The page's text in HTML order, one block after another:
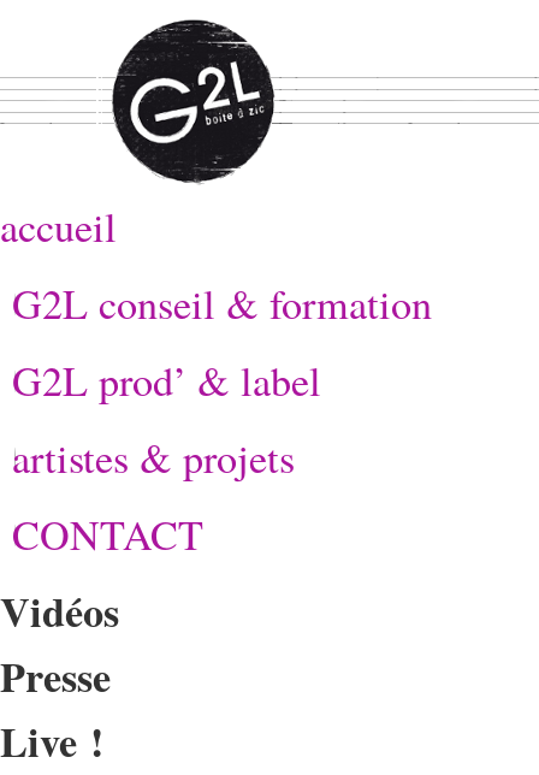
accueil
G2L conseil & formation
G2L prod’ & label
artistes & projets
CONTACT
Vidéos
Presse
Live !